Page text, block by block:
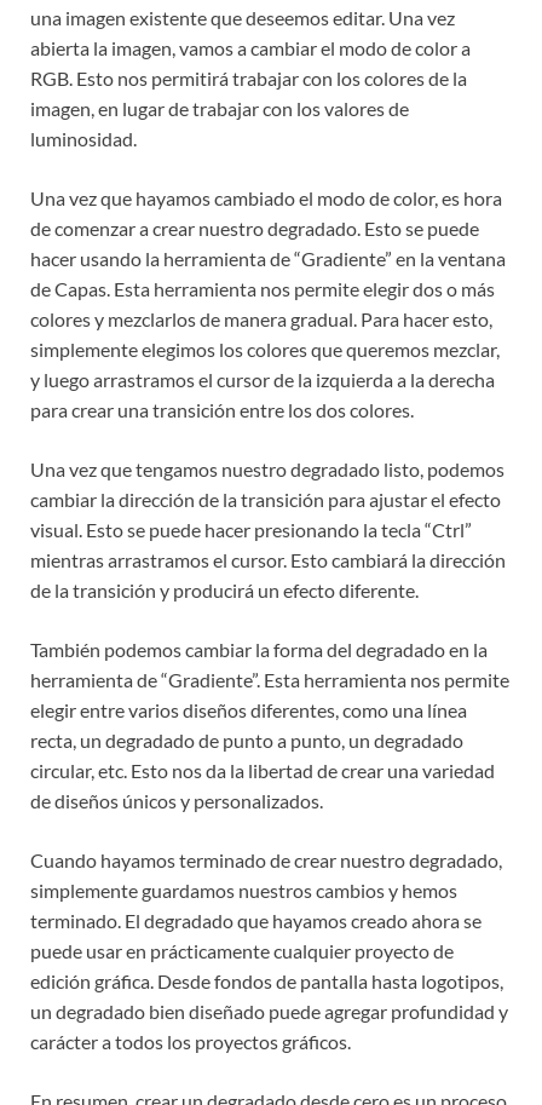
una imagen existente que deseemos editar. Una vez
abierta la imagen, vamos a cambiar el modo de color a
RGB. Esto nos permitirá trabajar con los colores de la
imagen, en lugar de trabajar con los valores de
luminosidad.
Una vez que hayamos cambiado el modo de color, es hora
de comenzar a crear nuestro degradado. Esto se puede
hacer usando la herramienta de “Gradiente” en la ventana
de Capas. Esta herramienta nos permite elegir dos o más
colores y mezclarlos de manera gradual. Para hacer esto,
simplemente elegimos los colores que queremos mezclar,
y luego arrastramos el cursor de la izquierda a la derecha
para crear una transición entre los dos colores.
Una vez que tengamos nuestro degradado listo, podemos
cambiar la dirección de la transición para ajustar el efecto
visual. Esto se puede hacer presionando la tecla “Ctrl”
mientras arrastramos el cursor. Esto cambiará la dirección
de la transición y producirá un efecto diferente.
También podemos cambiar la forma del degradado en la
herramienta de “Gradiente”. Esta herramienta nos permite
elegir entre varios diseños diferentes, como una línea
recta, un degradado de punto a punto, un degradado
circular, etc. Esto nos da la libertad de crear una variedad
de diseños únicos y personalizados.
Cuando hayamos terminado de crear nuestro degradado,
simplemente guardamos nuestros cambios y hemos
terminado. El degradado que hayamos creado ahora se
puede usar en prácticamente cualquier proyecto de
edición gráfica. Desde fondos de pantalla hasta logotipos,
un degradado bien diseñado puede agregar profundidad y
carácter a todos los proyectos gráficos.
En resumen, crear un degradado desde cero es un proceso